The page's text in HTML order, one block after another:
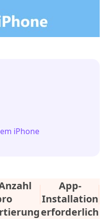
iPhone
App-
Installation
erforderlich